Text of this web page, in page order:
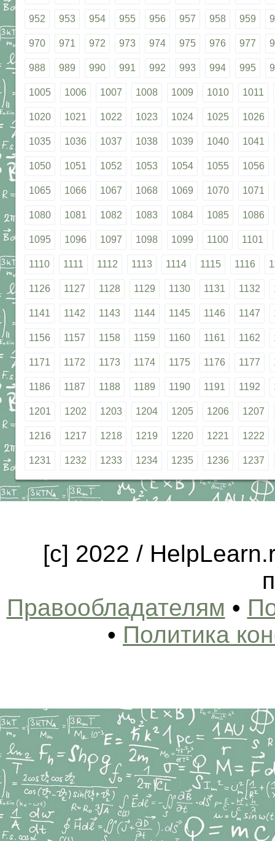
952 953 954 955 956 957 958 959
970 971 972 973 974 975 976 977
988 989 990 991 992 993 994 995
1005 1006 1007 1008 1009 1010 1011
1020 1021 1022 1023 1024 1025 1026
1035 1036 1037 1038 1039 1040 1041
1050 1051 1052 1053 1054 1055 1056
1065 1066 1067 1068 1069 1070 1071
1080 1081 1082 1083 1084 1085 1086
1095 1096 1097 1098 1099 1100 1101
1110 1111 1112 1113 1114 1115 1116
1126 1127 1128 1129 1130 1131 1132
1141 1142 1143 1144 1145 1146 1147
1156 1157 1158 1159 1160 1161 1162
1171 1172 1173 1174 1175 1176 1177
1186 1187 1188 1189 1190 1191 1192
1201 1202 1203 1204 1205 1206 1207
1216 1217 1218 1219 1220 1221 1222
1231 1232 1233 1234 1235 1236 1237
[c] 2022 /
Правообладателям •
• Политика